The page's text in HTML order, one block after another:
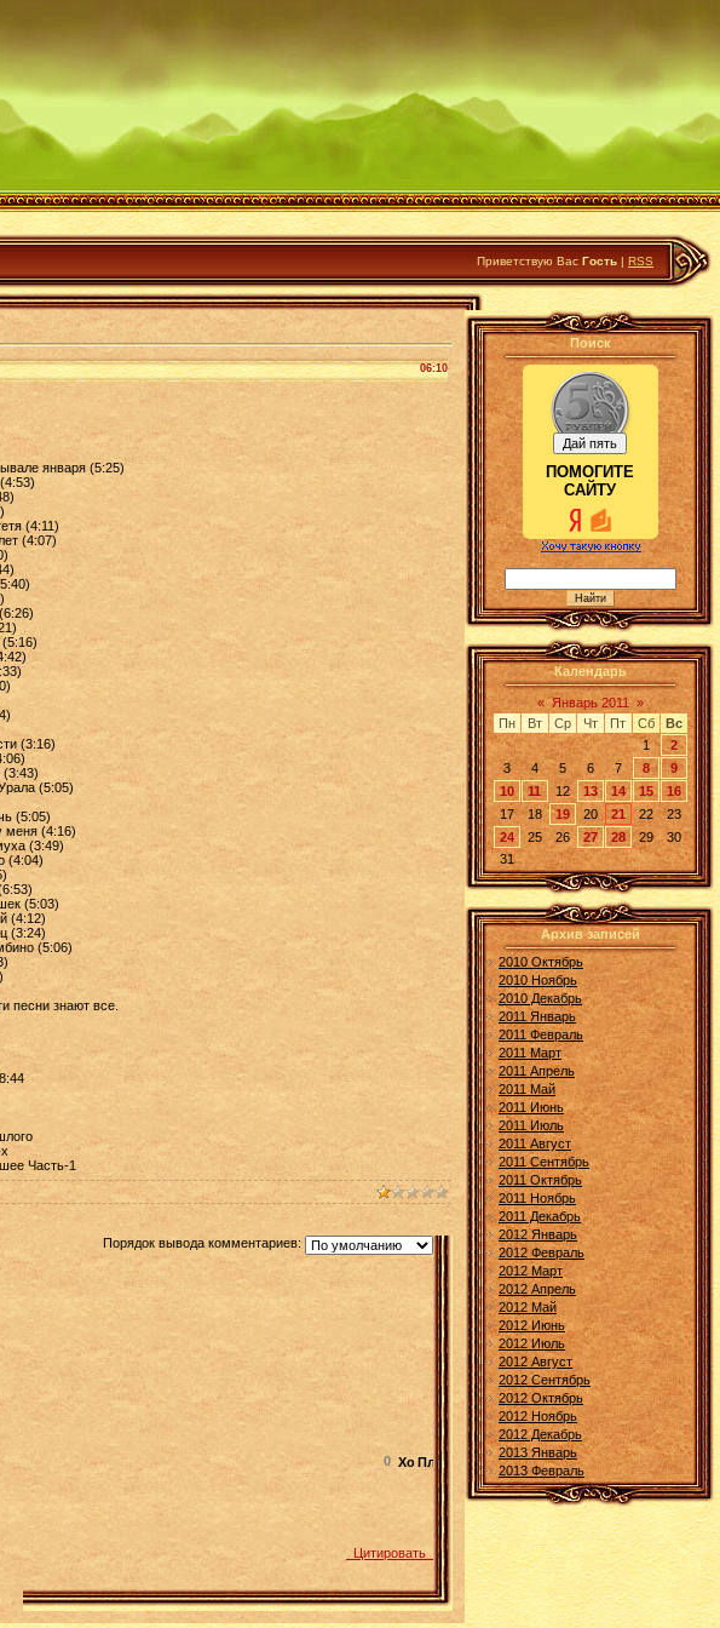
Приветствую Вас Гость | RSS
06:10
января (5:25)
(4:11)
(4:07)
(3:16)
(3:43)
(5:05)
(5:05)
меня (4:16)
(3:49)
(4:04)
(5:03)
(4:12)
(3:24)
(5:06)
песни знают все.
Часть-1
Порядок вывода комментариев:
0
Цитировать
Поиск
ПОМОГИТЕ
САЙТУ
Календарь
« Январь 2011
»
Пн
Вт Ср Чт Пт Сб
Вс
1
2
3
4 5 6 7 8
9
10
11 12 13 14 15
16
17
18 19 20 21 22
23
24
25 26 27 28 29
30
31
Архив записей
2010 Октябрь
2010 Ноябрь
2010 Декабрь
2011 Январь
2011 Февраль
2011 Март
2011 Апрель
2011 Май
2011 Июнь
2011 Июль
2011 Август
2011 Сентябрь
2011 Октябрь
2011 Ноябрь
2011 Декабрь
2012 Январь
2012 Февраль
2012 Март
2012 Апрель
2012 Май
2012 Июнь
2012 Июль
2012 Август
2012 Сентябрь
2012 Октябрь
2012 Ноябрь
2012 Декабрь
2013 Январь
2013 Февраль